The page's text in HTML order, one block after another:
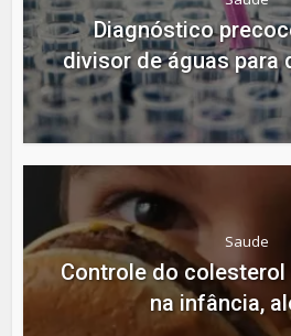
Diagnóstico
divisor de águas para
Saude
Controle do
na infância,